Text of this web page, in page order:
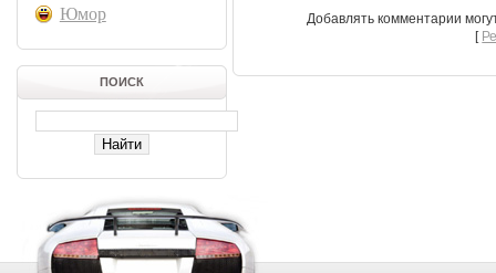
Юмор
ПОИСК
Добавлять комментарии
[